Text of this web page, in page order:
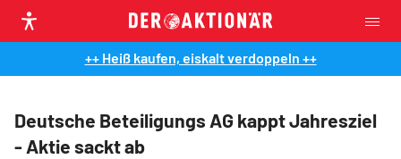
++ Heiß kaufen, eiskalt verdoppeln ++
Deutsche Beteiligungs AG kappt Jahresziel
- Aktie sackt ab